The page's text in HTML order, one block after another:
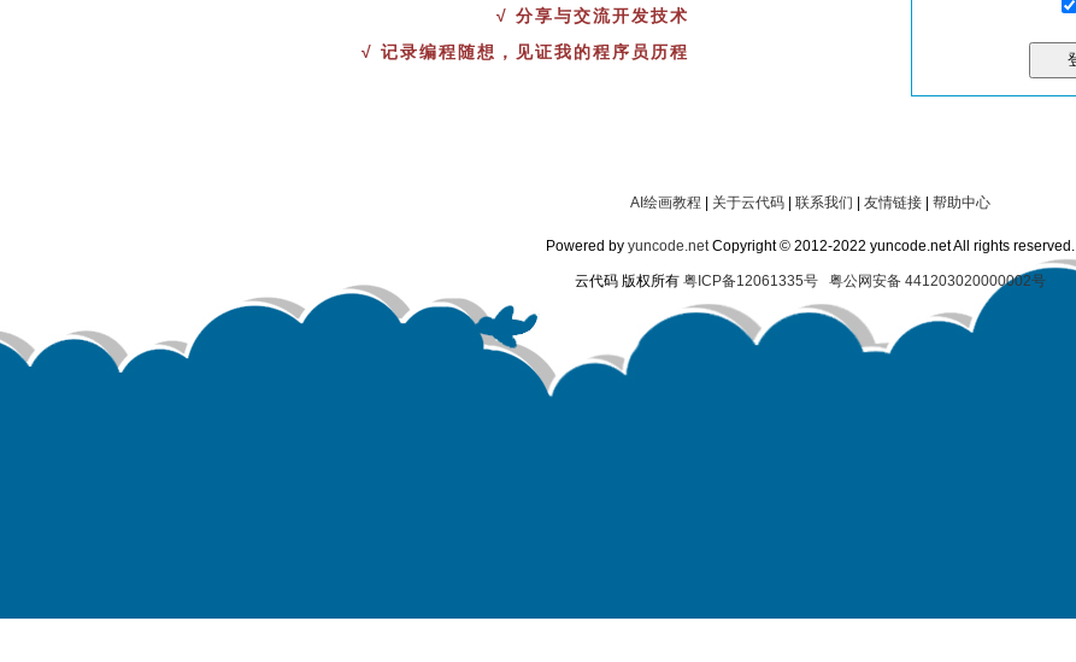
√ 分享与交流开发技术
√ 记录编程随想，见证我的程序员历程
AI绘画教程 关于云代码| 联系我们 友情链接| 帮助中心
Powered by yuncode.netCopyright © 2012-2022 yuncode.net All rights reserved.
云代码 版权所有 粤ICP备12061335号 粤公网安备 441203020000002号